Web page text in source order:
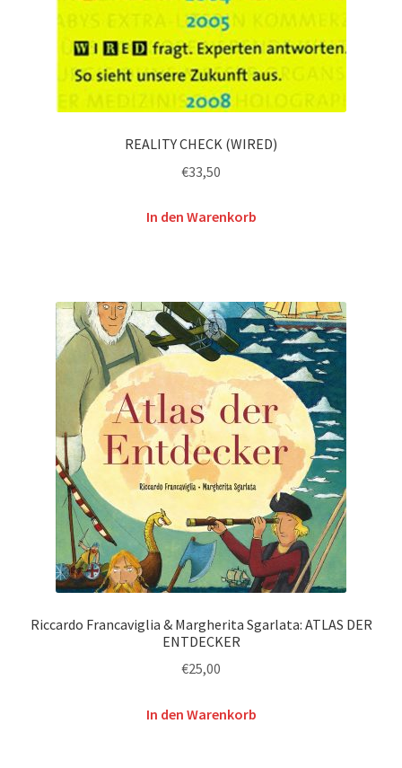
REALITY CHECK (WIRED)
€33,50
In den Warenkorb
Riccardo Francaviglia & Margherita Sgarlata: ATLAS DER
ENTDECKER
€25,00
In den Warenkorb